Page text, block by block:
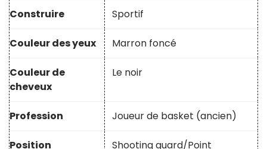
Construire Sportif
Couleur des yeux Marron foncé
Couleur de
cheveux
Le noir
Profession Joueur de basket (ancien)
Position
Shooting guard/Point